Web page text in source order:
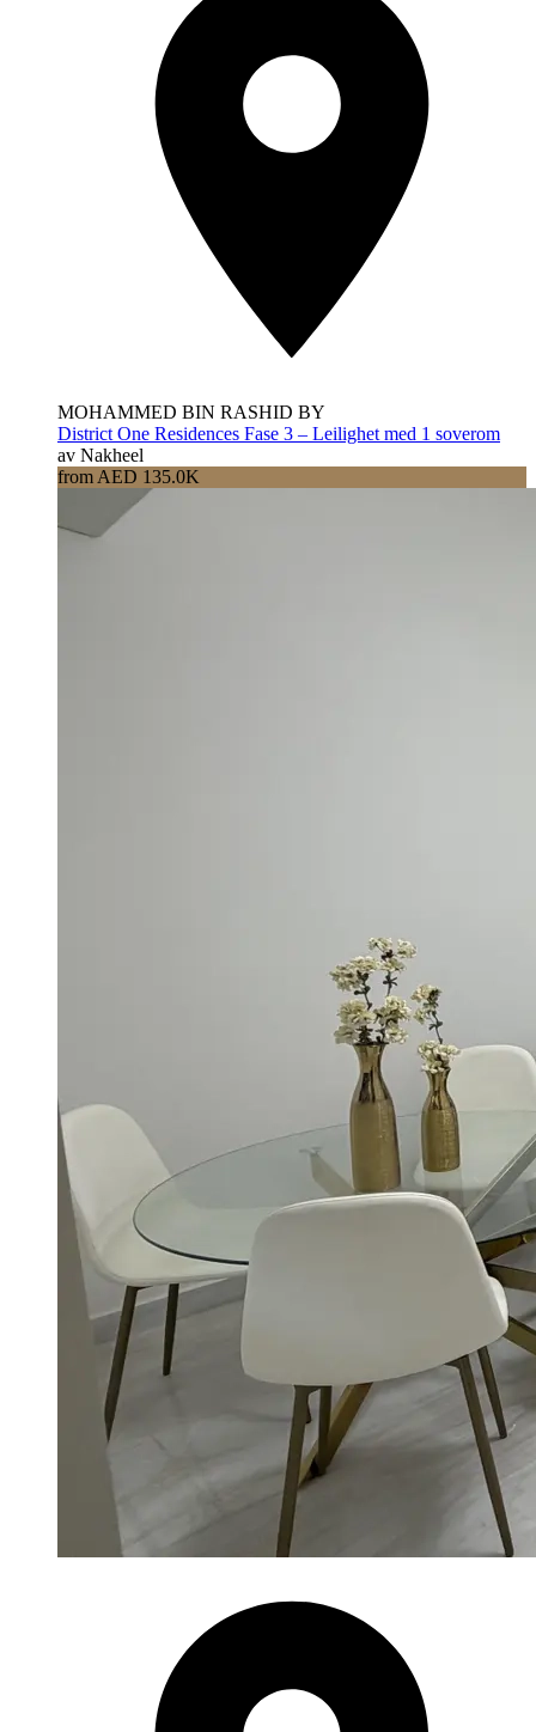
MOHAMMED BIN RASHID BY
District One Residences Fase 3 – Leilighet med 1 soverom
av Nakheel
from AED 135.0K